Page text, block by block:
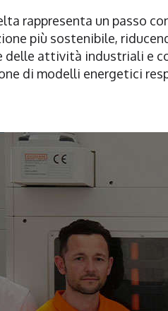
rappresenta un passo
più sostenibile,
delle attività industriali e
di modelli energetici